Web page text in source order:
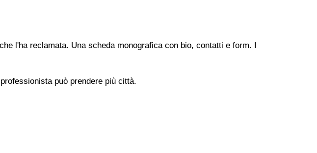
l'ha reclamata. Una scheda monografica con bio, contatti e form. I
può prendere più città.